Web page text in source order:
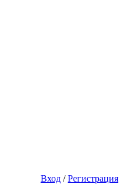
Вход /Регистрация